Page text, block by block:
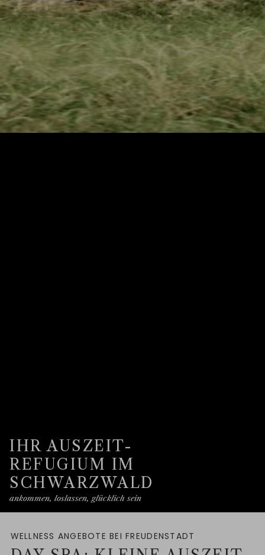
IHR AUSZEIT-
REFUGIUM IM
SCHWARZWALD
ankommen, loslassen, glücklich sein
WELLNESS ANGEBOTE BEI FREUDENSTADT